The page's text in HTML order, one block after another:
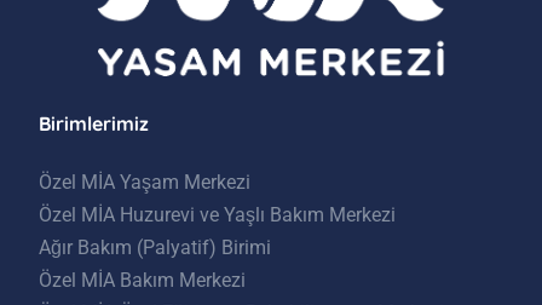
Birimlerimiz
Özel MİA Yaşam Merkezi
Özel MİA Huzurevi ve Yaşlı Bakım Merkezi
Ağır Bakım (Palyatif) Birimi
Özel MİA Bakım Merkezi